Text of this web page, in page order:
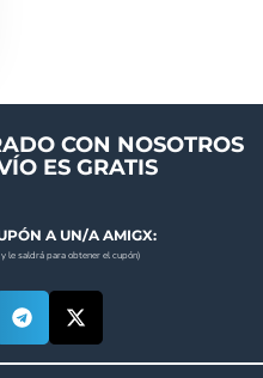
CON NOSOTROS
ES GRATIS
A UN/A AMIGX:
le saldrá para obtener el cupón)